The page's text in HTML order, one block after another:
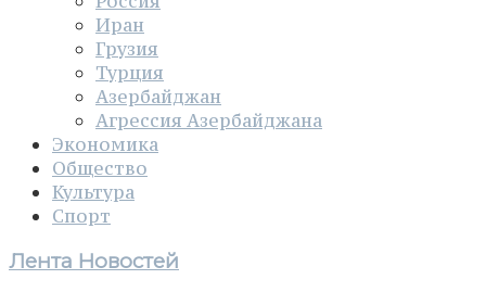
Иран
Грузия
Турция
Азербайджан
Агрессия Азербайджана
Экономика
Общество
Культура
Спорт
Лента Новостей